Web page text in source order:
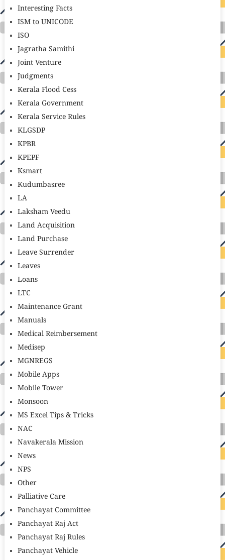
Interesting Facts
ISM to UNICODE
ISO
Jagratha Samithi
Joint Venture
Judgments
Kerala Flood Cess
Kerala Government
Kerala Service Rules
KLGSDP
KPBR
KPEPF
Ksmart
Kudumbasree
LA
Laksham Veedu
Land Acquisition
Land Purchase
Leave Surrender
Leaves
Loans
LTC
Maintenance Grant
Manuals
Medical Reimbersement
Medisep
MGNREGS
Mobile Apps
Mobile Tower
Monsoon
MS Excel Tips & Tricks
NAC
Navakerala Mission
News
NPS
Other
Palliative Care
Panchayat Committee
Panchayat Raj Act
Panchayat Raj Rules
Panchayat Vehicle